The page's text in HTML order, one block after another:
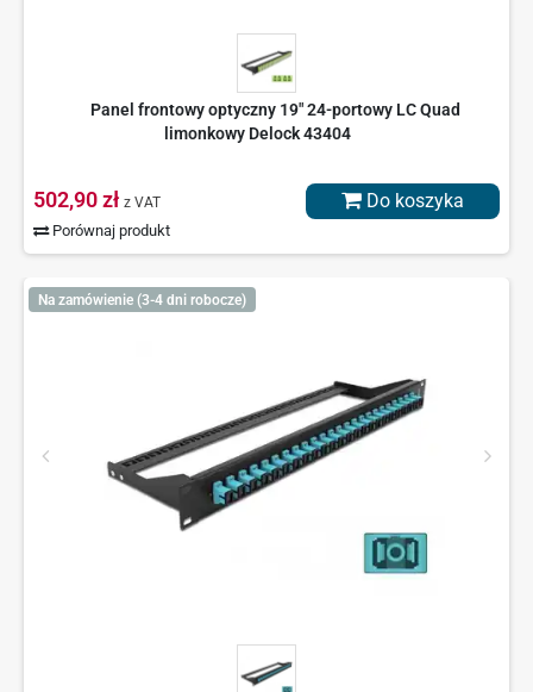
Panel frontowy optyczny 19" 24-portowy LC Quad
limonkowy Delock 43404
502,90 zł z VAT
Porównaj produkt
Do koszyka
Na zamówienie (3-4 dni robocze)